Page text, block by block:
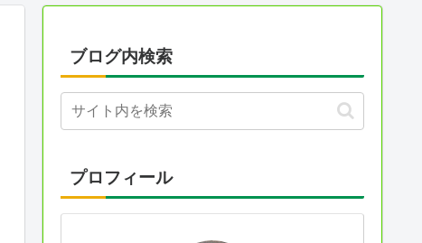
ブログ内検索
プロフィール